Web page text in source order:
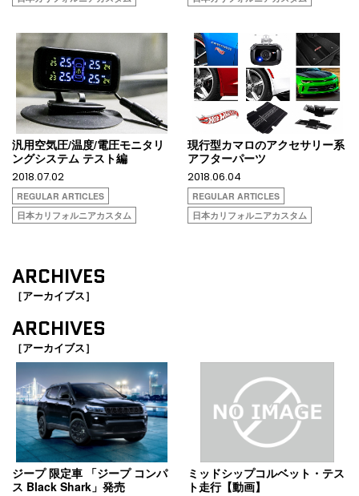
汎用空気圧/温度/電圧モニタリ
ングシステム テスト編
2018.07.02
REGULAR ARTICLES
日本カリフォルニアカスタム
現行型カマロのアクセサリー系
アフターパーツ
2018.06.04
REGULAR ARTICLES
日本カリフォルニアカスタム
ARCHIVES
［アーカイブス］
ARCHIVES
［アーカイブス］
ジープ 限定車 「ジープ コンパ
ス Black Shark」発売
ミッドシップコルベット・テス
ト走行【動画】